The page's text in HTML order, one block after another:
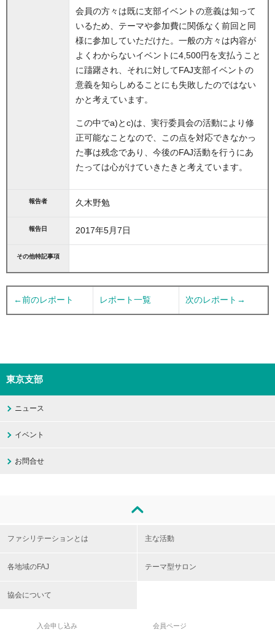
会員の方々は既に支部イベントの意義は知って
いるため、テーマや参加費に関係なく前回と同
様に参加していただけた。一般の方々は内容が
よくわからないイベントに4,500円を支払うこと
に躊躇され、それに対してFAJ支部イベントの
意義を知らしめることにも失敗したのではない
かと考えています。
この中でa)とc)は、実行委員会の活動により修
正可能なことなので、この点を対応できなかっ
た事は残念であり、今後のFAJ活動を行うにあ
たっては心がけていきたきと考えています。
報告者 久木野勉
報告日 2017年5月7日
その他特記事項
←前のレポート レポート一覧 次のレポート→
東京支部
ニュース
イベント
お問合せ
ファシリテーションとは 主な活動
各地域のFAJ テーマ型サロン
協会について
入会申し込み 会員ページ